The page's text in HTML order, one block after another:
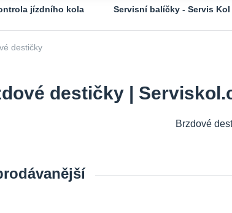
jízdního kola Servisní balíčky - Servis Kol
destičky
destičky |
Brzdové